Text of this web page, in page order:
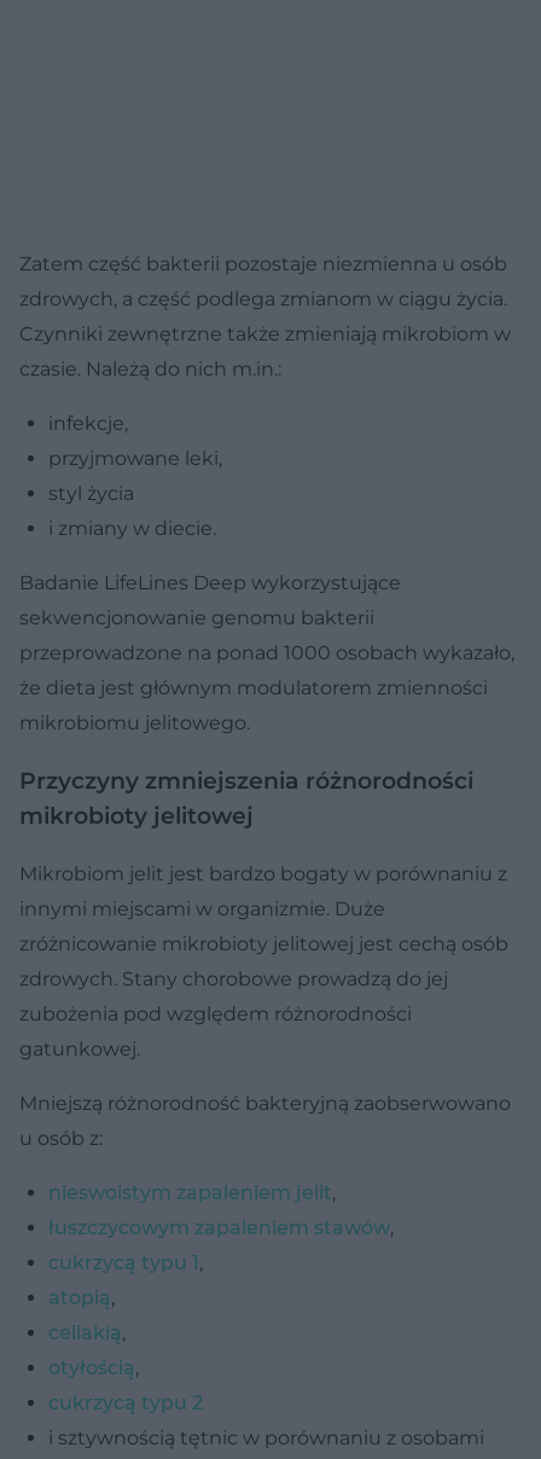
Zatem część bakterii pozostaje niezmienna u osób
zdrowych, a część podlega zmianom w ciągu życia.
Czynniki zewnętrzne także zmieniają mikrobiom w
czasie. Należą do nich m.in.:
infekcje,
przyjmowane leki,
styl życia
i zmiany w diecie.
Badanie LifeLines Deep wykorzystujące
sekwencjonowanie genomu bakterii
przeprowadzone na ponad 1000 osobach wykazało,
że dieta jest głównym modulatorem zmienności
mikrobiomu jelitowego.
Przyczyny zmniejszenia różnorodności
mikrobioty jelitowej
Mikrobiom jelit jest bardzo bogaty w porównaniu z
innymi miejscami w organizmie. Duże
zróżnicowanie mikrobioty jelitowej jest cechą osób
zdrowych. Stany chorobowe prowadzą do jej
zubożenia pod względem różnorodności
gatunkowej.
Mniejszą różnorodność bakteryjną zaobserwowano
u osób z:
nieswoistym zapaleniem jelit,
łuszczycowym zapaleniem stawów,
cukrzycą typu 1,
atopią,
celiakią,
otyłością,
cukrzycą typu 2
i sztywnością tętnic w porównaniu z osobami